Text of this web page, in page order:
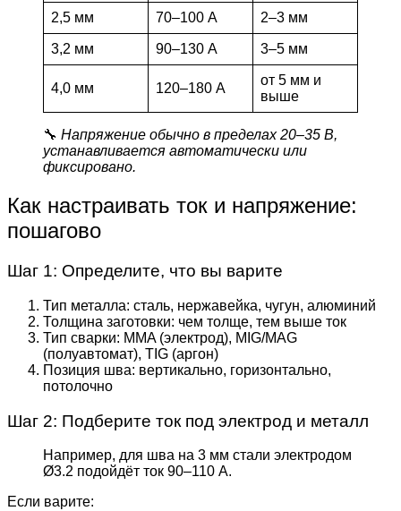
2,5 мм 70–100 А 2–3 мм
3,2 мм 90–130 А 3–5 мм
4,0 мм 120–180 А
от 5 мм и
выше
🔧 Напряжение обычно в пределах 20–35 В,
устанавливается автоматически или
фиксировано.
Как настраивать ток и напряжение:
пошагово
Шаг 1: Определите, что вы варите
Тип металла: сталь, нержавейка, чугун, алюминий
Толщина заготовки: чем толще, тем выше ток
Тип сварки: MMA (электрод), MIG/MAG
(полуавтомат), TIG (аргон)
Позиция шва: вертикально, горизонтально,
потолочно
Шаг 2: Подберите ток под электрод и металл
Например, для шва на 3 мм стали электродом
Ø3.2 подойдёт ток 90–110 А.
Если варите: